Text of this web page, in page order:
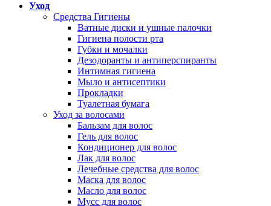
Уход
Средства Гигиены
Ватные диски и ушные палочки
Гигиена полости рта
Губки и мочалки
Дезодоранты и антиперспиранты
Интимная гигиена
Мыло и антисептики
Прокладки
Туалетная бумага
Уход за волосами
Бальзам для волос
Гель для волос
Кондиционер для волос
Лак для волос
Лечебные средства для волос
Маска для волос
Масло для волос
Мусс для волос